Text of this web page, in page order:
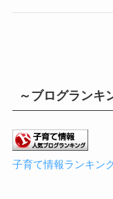
～ブログランキ
子育て情報ランキン